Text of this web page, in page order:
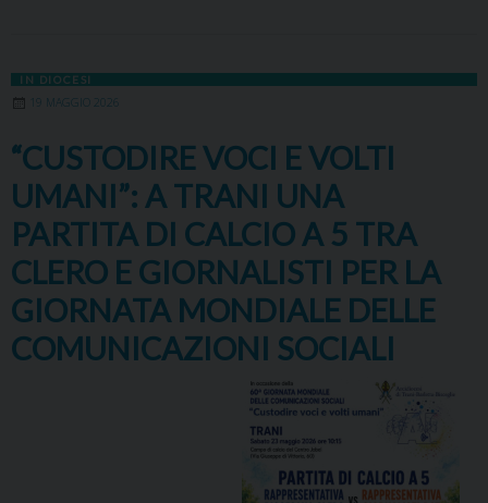
IN DIOCESI
19 MAGGIO 2026
“CUSTODIRE VOCI E VOLTI
UMANI”: A TRANI UNA
PARTITA DI CALCIO A 5 TRA
CLERO E GIORNALISTI PER LA
GIORNATA MONDIALE DELLE
COMUNICAZIONI SOCIALI